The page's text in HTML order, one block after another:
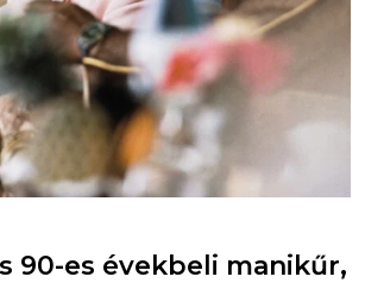
90-es évekbeli manikűr,